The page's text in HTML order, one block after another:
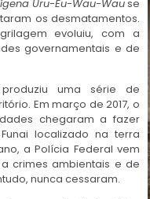
Uru-Eu-Wau-Wause
os desmatamentos.
evoluiu, com a
governamentais e de
uma série de
Em março de 2017, o
chegaram a fazer
localizado na terra
a Polícia Federal vem
crimes ambientais e de
nunca cessaram.